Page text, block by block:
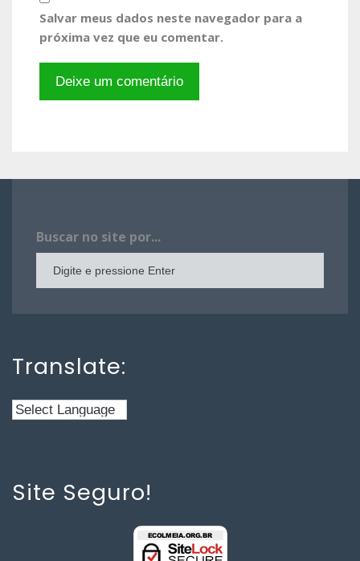
Salvar meus dados neste navegador para a
próxima vez que eu comentar.
Buscar no site por...
Translate:
Site Seguro!